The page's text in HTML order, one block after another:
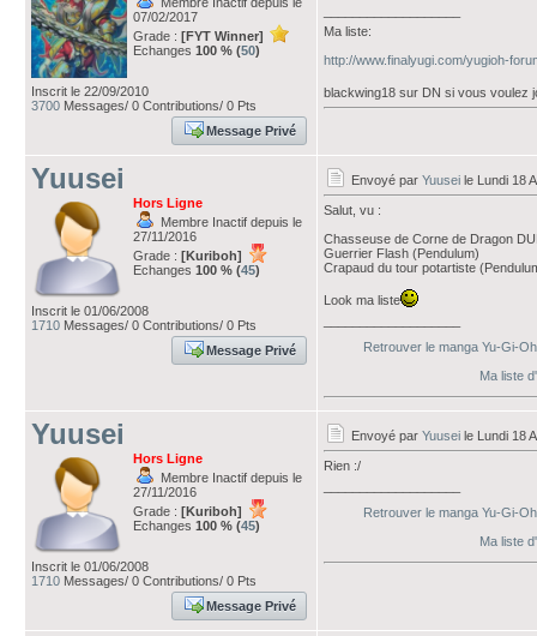
07/02/2017
Grade : [FYT Winner]
Echanges 100 % (50)
Inscrit le 22/09/2010
3700 Messages/ 0 Contributions/ 0 Pts
Message Privé
Ma liste:
http://www.finalyugi.com/yugioh-
blackwing18 sur DN si vous voulez
Yuusei
Hors Ligne
Membre Inactif depuis le
27/11/2016
Grade : [Kuriboh]
Echanges 100 % (45)
Inscrit le 01/06/2008
1710 Messages/ 0 Contributions/ 0 Pts
Message Privé
Envoyé par Yuusei le Lundi 18
Salut, vu :
Chasseuse de Corne de Dragon
Guerrier Flash (Pendulum)
Crapaud du tour potartiste
Look ma liste
Retrouver le manga Yu-Gi-
Ma liste
Yuusei
Hors Ligne
Membre Inactif depuis le
27/11/2016
Grade : [Kuriboh]
Echanges 100 % (45)
Inscrit le 01/06/2008
1710 Messages/ 0 Contributions/ 0 Pts
Message Privé
Envoyé par Yuusei le Lundi 18
Rien :/
Retrouver le manga Yu-Gi-
Ma liste